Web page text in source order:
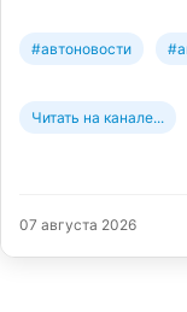
#автоновости
Читать на канале...
07 августа 2026